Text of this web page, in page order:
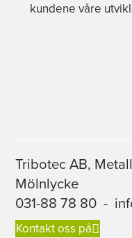
kundene våre
Tribotec AB,
Mölnlycke
031-88 78 80 -
Kontakt oss på